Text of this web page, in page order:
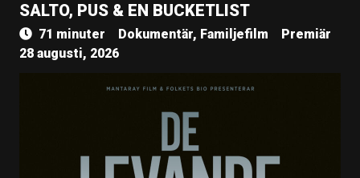
SALTO, PUS & EN BUCKETLIST
71 minuter Dokumentär, Familjefilm
Premiär
28 augusti, 2026